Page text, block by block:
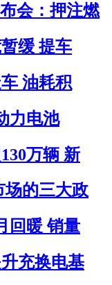
会：押注燃
缓 提车
油耗积
力电池
万辆 新
场的三大政
回暖 销量
充换电基